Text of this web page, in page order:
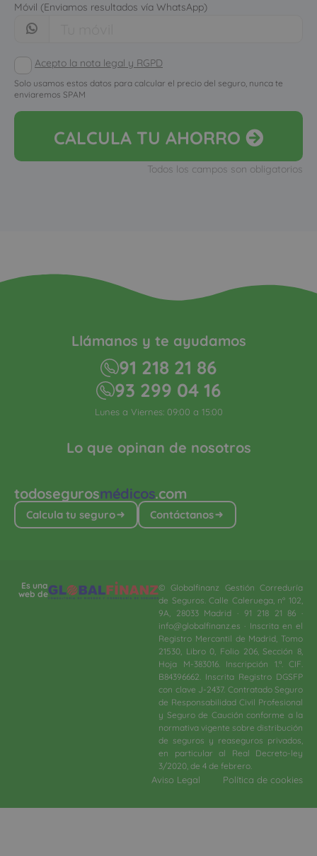
Móvil (Enviamos resultados vía WhatsApp)
Acepto la nota legal y RGPD
Solo usamos estos datos para calcular el precio del seguro, nunca te
enviaremos SPAM
CALCULA TU AHORRO
Todos los campos son obligatorios
todosegurosmédicos.com
Calcula tu seguro Contáctanos
Lo que opinan de nosotros
Llámanos y te ayudamos
91 218 21 86
93 299 04 16
Lunes a Viernes: 09:00 a 15:00
Es una
web de
© Globalfinanz Gestión Correduría
de Seguros. Calle Caleruega, nº 102,
9A, 28033 Madrid · 91 218 21 86 ·
info@globalfinanz.es · Inscrita en el
Registro Mercantil de Madrid, Tomo
21530, Libro 0, Folio 206, Sección 8,
Hoja M-383016. Inscripción 1.ª. CIF.
B84396662. Inscrita Registro DGSFP
con clave J-2437. Contratado Seguro
de Responsabilidad Civil Profesional
y Seguro de Caución conforme a la
normativa vigente sobre distribución
de seguros y reaseguros privados,
en particular al Real Decreto-ley
3/2020, de 4 de febrero.​
Aviso Legal Política de cookies